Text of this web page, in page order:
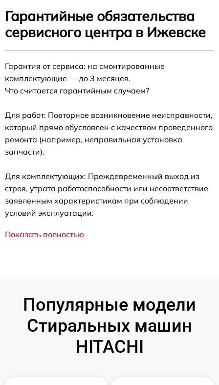
Гарантийные обязательства
сервисного центра в Ижевске
Гарантия от сервиса: на смонтированные
комплектующие — до 3 месяцев.
Что считается гарантийным случаем?
Для работ: Повторное возникновение неисправности,
который прямо обусловлен с качеством проведенного
ремонта (например, неправильная установка
запчасти).
Для комплектующих: Преждевременный выход из
строя, утрата работоспособности или несоответствие
заявленным характеристикам при соблюдении
условий эксплуатации.
Показать полностью
Популярные модели
Стиральных машин
HITACHI